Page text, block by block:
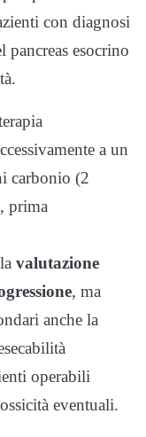
con diagnosi
esocrino
a un
carbonio (2
prima
valutazione
, ma
anche la
operabili
eventuali.